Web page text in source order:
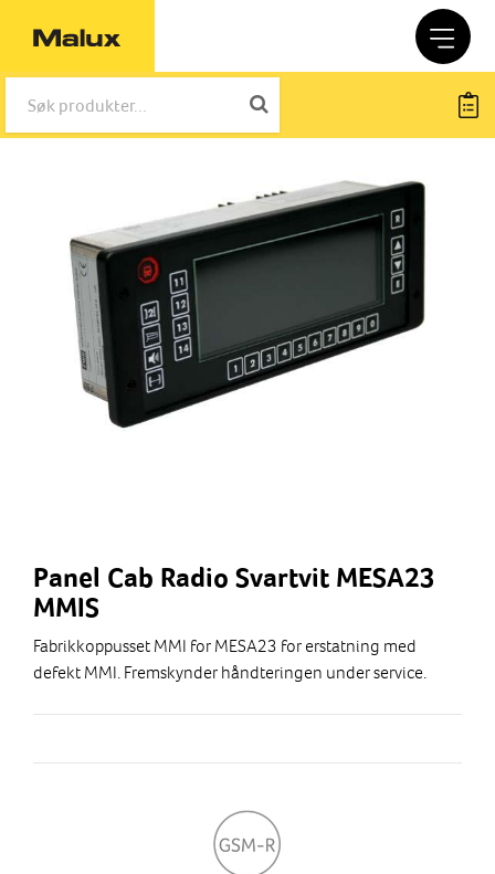
Panel Cab Radio Svartvit MESA23
MMIS
Fabrikkoppusset MMI for MESA23 for erstatning med
defekt MMI. Fremskynder håndteringen under service.